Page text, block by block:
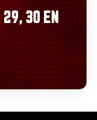
29, 30 EN